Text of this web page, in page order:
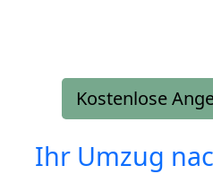
Kostenlose
Ihr Umzug